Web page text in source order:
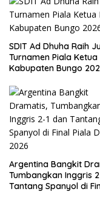
SDIT Ad Dhuha Raih
Turnamen Piala Ketua
Kabupaten Bungo
Argentina Bangkit
Tumbangkan Inggris
Tantang Spanyol di